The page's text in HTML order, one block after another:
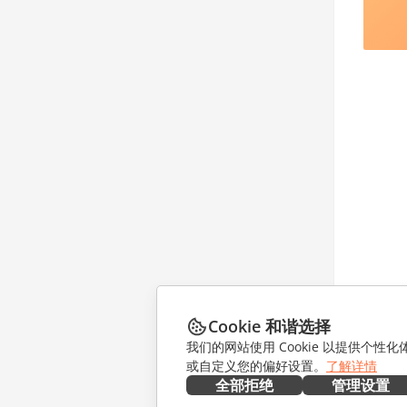
Cookie 和谐选择
我们的网站使用 Cookie 以提供个性化
或自定义您的偏好设置。 了解详情
全部拒绝 管理设置